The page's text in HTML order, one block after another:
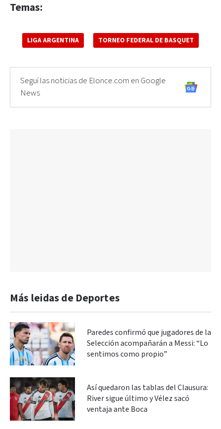
Temas:
LIGA ARGENTINA TORNEO FEDERAL DE BASQUET
Seguí las noticias de Elonce.com en Google
News
Más leidas de Deportes
Paredes confirmó que jugadores de la
Selección acompañarán a Messi: “Lo
sentimos como propio”
Así quedaron las tablas del Clausura:
River sigue último y Vélez sacó
ventaja ante Boca